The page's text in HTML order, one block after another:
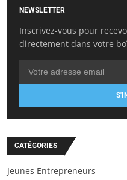
NEWSLETTER
Inscrivez-vous pour
directement dans votre
CATÉGORIES
Jeunes Entrepreneurs